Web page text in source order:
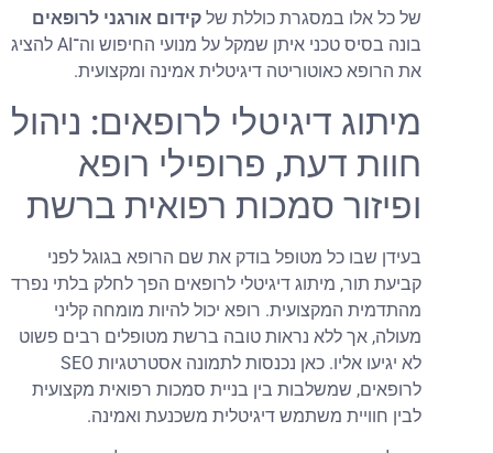
של כל אלו במסגרת כוללת של קידום אורגני לרופאים
בונה בסיס טכני איתן שמקל על מנועי החיפוש וה־AI להציג
את הרופא כאוטוריטה דיגיטלית אמינה ומקצועית.
מיתוג דיגיטלי לרופאים: ניהול
חוות דעת, פרופילי רופא
ופיזור סמכות רפואית ברשת
בעידן שבו כל מטופל בודק את שם הרופא בגוגל לפני
קביעת תור, מיתוג דיגיטלי לרופאים הפך לחלק בלתי נפרד
מהתדמית המקצועית. רופא יכול להיות מומחה קליני
מעולה, אך ללא נראות טובה ברשת מטופלים רבים פשוט
לא יגיעו אליו. כאן נכנסות לתמונה אסטרטגיות SEO
לרופאים, שמשלבות בין בניית סמכות רפואית מקצועית
לבין חוויית משתמש דיגיטלית משכנעת ואמינה.